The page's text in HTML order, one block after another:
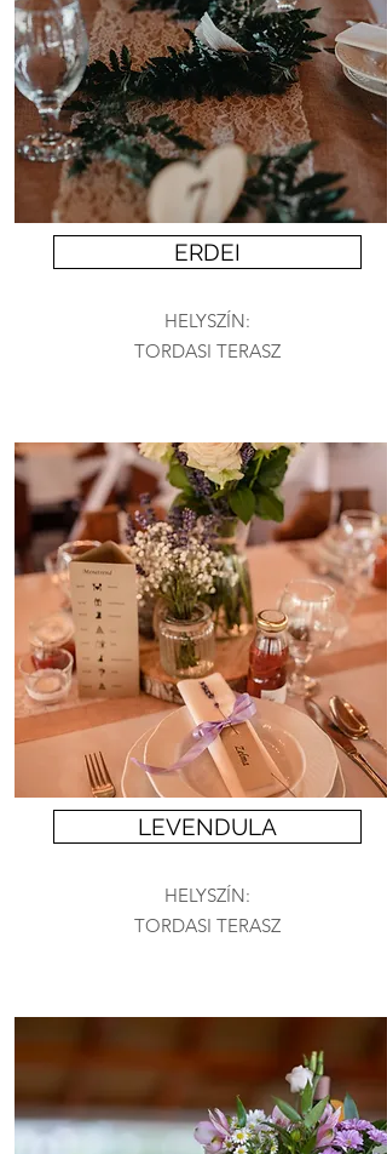
ERDEI
HELYSZÍN:
TORDASI TERASZ
LEVENDULA
HELYSZÍN:
TORDASI TERASZ